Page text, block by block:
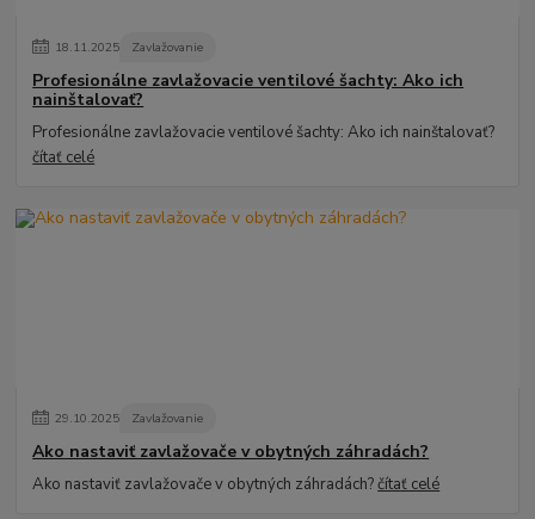
18.11.2025 Zavlažovanie
Profesionálne zavlažovacie ventilové šachty: Ako ich
nainštalovať?
Profesionálne zavlažovacie ventilové šachty: Ako ich nainštalovať?
čítať celé
29.10.2025 Zavlažovanie
Ako nastaviť zavlažovače v obytných záhradách?
Ako nastaviť zavlažovače v obytných záhradách?čítať celé